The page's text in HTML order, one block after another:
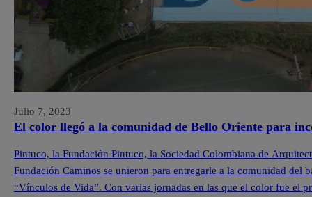
Julio 7, 2023
El color llegó a la comunidad de Bello Oriente para
Pintuco, la Fundación Pintuco, la Sociedad Colombiana de
Fundación Caminos se unieron para entregarle a la comunidad del
“Vínculos de Vida”. Con varias jornadas en las que el color fue el